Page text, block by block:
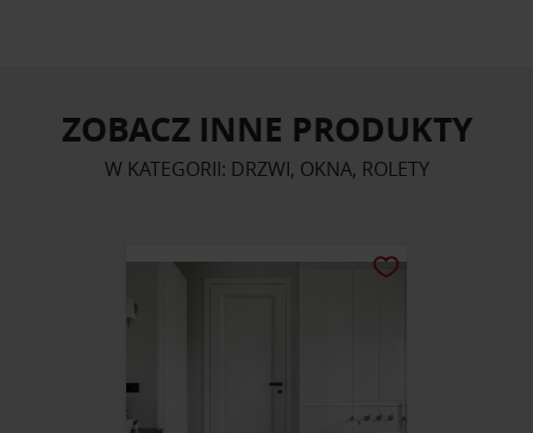
ZOBACZ INNE PRODUKTY
W KATEGORII: DRZWI, OKNA, ROLETY